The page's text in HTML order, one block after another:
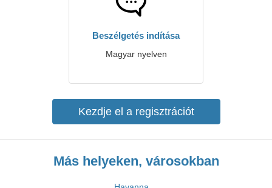
Beszélgetés indítása
Magyar nyelven
Kezdje el a regisztrációt
Más helyeken, városokban